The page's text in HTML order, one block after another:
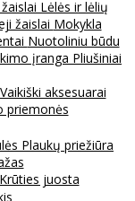
Lėlės ir lėlių
žaislai Mokykla
Nuotoliniu būdu
įranga Pliušiniai
Vaikiški aksesuarai
priemonės
Plaukų priežiūra
Krūties juosta